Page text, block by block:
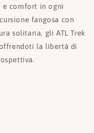
e comfort in ogni
fangosa con
solitaria, gli ATL Trek
la libertà di